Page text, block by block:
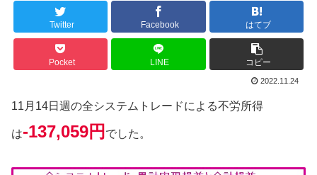
Twitter Facebook はてブ
Pocket LINE コピー
2022.11.24
11月14日週の全システムトレードによる不労所得
は-137,059円 でした。